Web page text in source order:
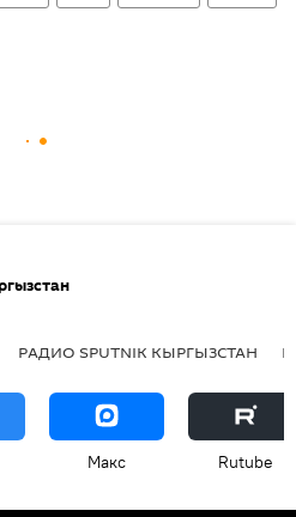
РАДИО SPUTNIK КЫРГЫЗСТАН
Макс Rutube